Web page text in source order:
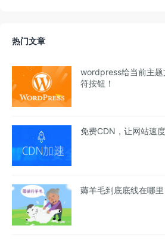
热门文章
wordpress给当前主
符按钮！
免费CDN，让网站速
薅羊毛到底底线在哪里